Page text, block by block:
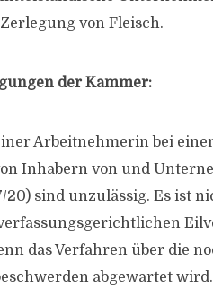
von Fleisch.
der Kammer:
Arbeitnehmerin bei
Inhabern von und
20) sind unzulässig. Es ist
das Verfahren über die
abgewartet wird.